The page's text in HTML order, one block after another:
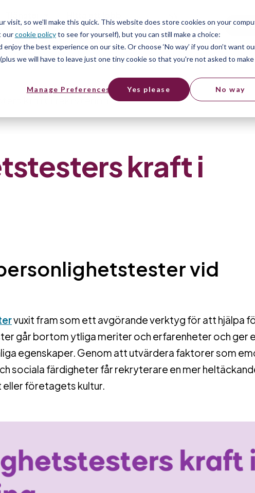
visit, so we’ll make this quick. This website does store cookies on your
ourcookie policyto see for yourself), but you can still make a choice:
enjoy the best experience on our site. Or choose ‘No way’ if you don’t want
we will have to leave just one tiny cookie so that you're not asked to
Manage Preferences Yes please No way
Resurser
kraft i
vid
vuxit fram som ett avgörande verktyg för att hjälpa
går bortom ytliga meriter och erfarenheter och ger
egenskaper. Genom att utvärdera faktorer som
sociala färdigheter får rekryterare en mer
eller företagets kultur.